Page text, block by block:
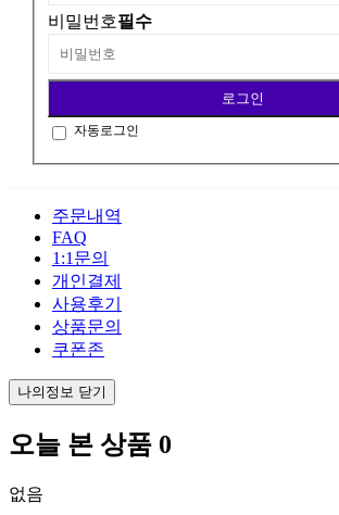
비밀번호필수
자동로그인
주문내역
FAQ
1:1문의
개인결제
사용후기
상품문의
쿠폰존
나의정보 닫기
오늘 본 상품 0
없음